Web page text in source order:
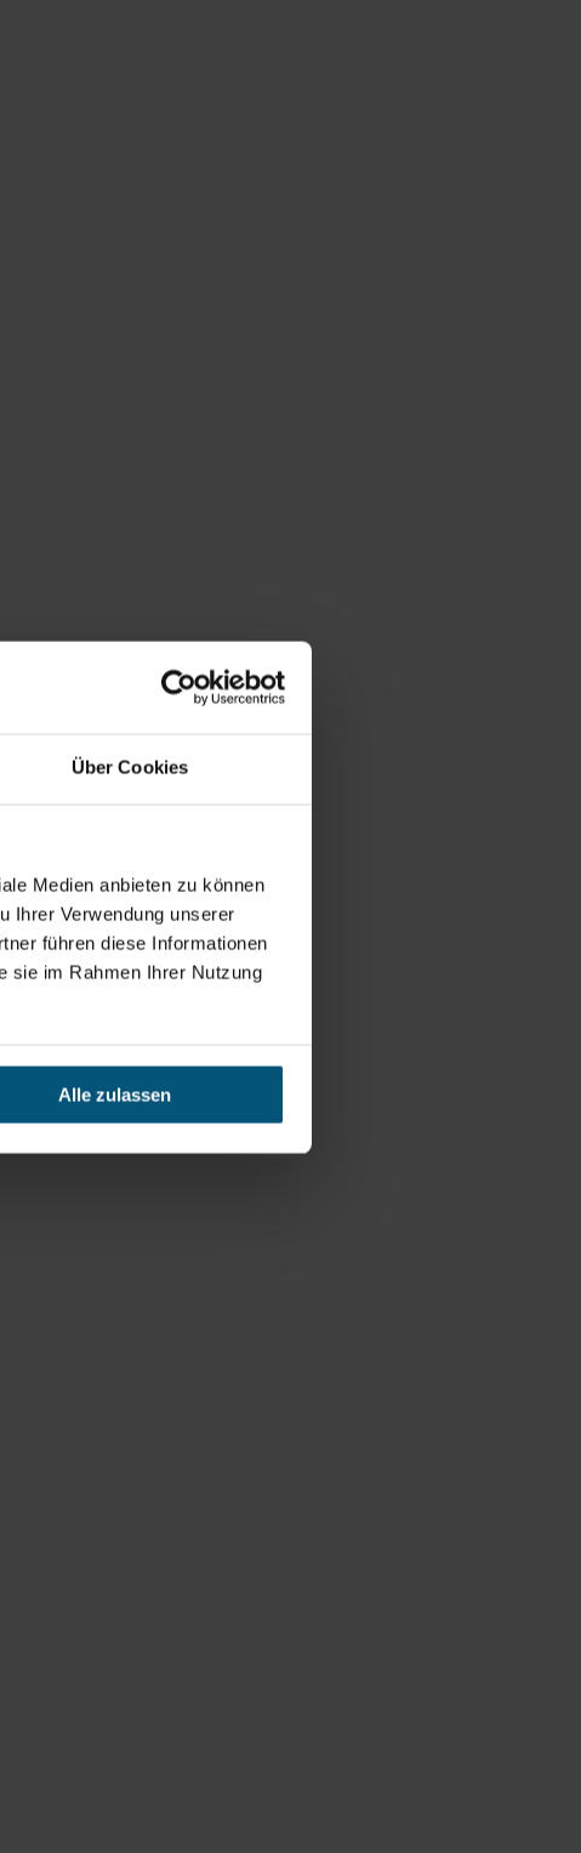
Über Cookies
Medien anbieten zu können
Ihrer Verwendung unserer
führen diese Informationen
sie im Rahmen Ihrer Nutzung
Alle zulassen